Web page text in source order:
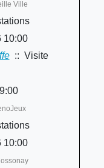
Ville
10:00
:: Visite
10:00